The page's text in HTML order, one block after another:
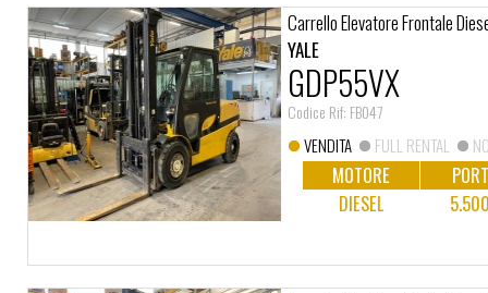
Carrello Elevatore Frontale
YALE
GDP55VX
Codice Rif: FB047
VENDITA FULL RENTAL
MOTORE
DIESEL